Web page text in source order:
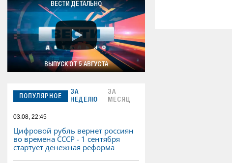
ВЕСТИ ДЕТАЛЬНО
ВЫПУСК ОТ 5 АВГУСТА
ПОПУЛЯРНОЕ
ЗА
НЕДЕЛЮ
ЗА
МЕСЯЦ
03.08, 22:45
Цифровой рубль вернет россиян
во времена СССР - 1 сентября
стартует денежная реформа